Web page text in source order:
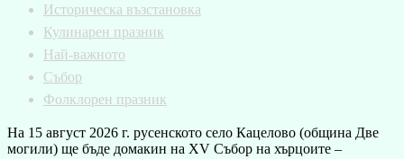
Историческа възстановка
Кулинарен празник
Най-важното
Събор
Фолклорен празник
На 15 август 2026 г. русенското село Кацелово (община Две
могили) ще бъде домакин на XV Събор на хърцоите –